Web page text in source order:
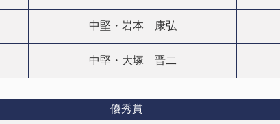
中堅・岩本 康弘
中堅・大塚 晋二
優秀賞